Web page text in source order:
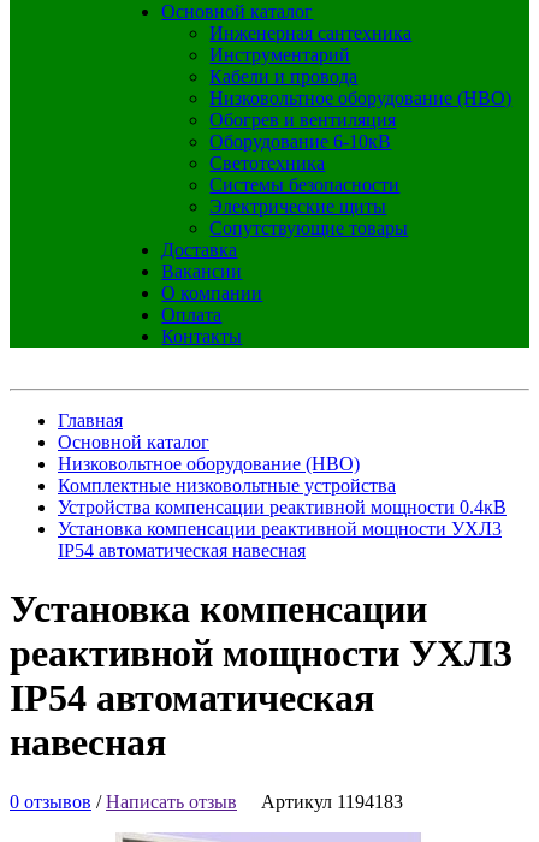
Основной каталог
Инженерная сантехника
Инструментарий
Кабели и провода
Низковольтное оборудование (НВО)
Обогрев и вентиляция
Оборудование 6-10кВ
Светотехника
Системы безопасности
Электрические щиты
Сопутствующие товары
Доставка
Вакансии
О компании
Оплата
Контакты
Главная
Основной каталог
Низковольтное оборудование (НВО)
Комплектные низковольтные устройства
Устройства компенсации реактивной мощности 0.4кВ
Установка компенсации реактивной мощности УХЛ3
IP54 автоматическая навесная
Установка компенсации
реактивной мощности УХЛ3
IP54 автоматическая
навесная
0 отзывов /Написать отзыв Артикул 1194183